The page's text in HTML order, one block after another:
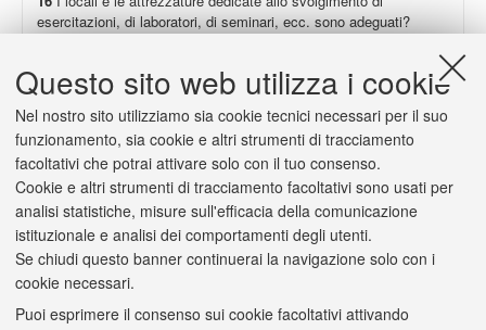
Questo sito web utilizza i cookie
Nel nostro sito utilizziamo sia cookie tecnici necessari per il suo
funzionamento, sia cookie e altri strumenti di tracciamento
facoltativi che potrai attivare solo con il tuo consenso.
Cookie e altri strumenti di tracciamento facoltativi sono usati per
analisi statistiche, misure sull'efficacia della comunicazione
istituzionale e analisi dei comportamenti degli utenti.
Se chiudi questo banner continuerai la navigazione solo con i
cookie necessari.
Puoi esprimere il consenso sui cookie facoltativi attivando
esercitazioni, di laboratori, di seminari, ecc. sono adeguati?
34,0
Totale
90,8
I anno
Altri anni
Ateneo
2/a(Solo se hai risposto "decisamente no" o "più no che sì") Il